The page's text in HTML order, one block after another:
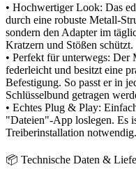
• Hochwertiger Look: Das
durch eine robuste Metall-
sondern den Adapter im
Kratzern und Stößen schützt.
• Perfekt für unterwegs:
federleicht und besitzt eine
Befestigung. So passt er in
Schlüsselbund getragen
• Echtes Plug & Play:
"Dateien"-App loslegen. Es
Treiberinstallation notwendig.
📦 Technische Daten &